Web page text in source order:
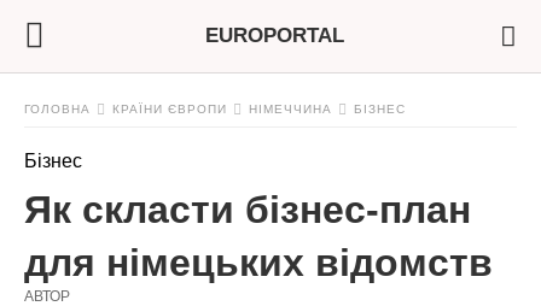
EUROPORTAL
ГОЛОВНА КРАЇНИ ЄВРОПИ НІМЕЧЧИНА БІЗНЕС
Бізнес
Як скласти бізнес-план
для німецьких відомств
АВТОР